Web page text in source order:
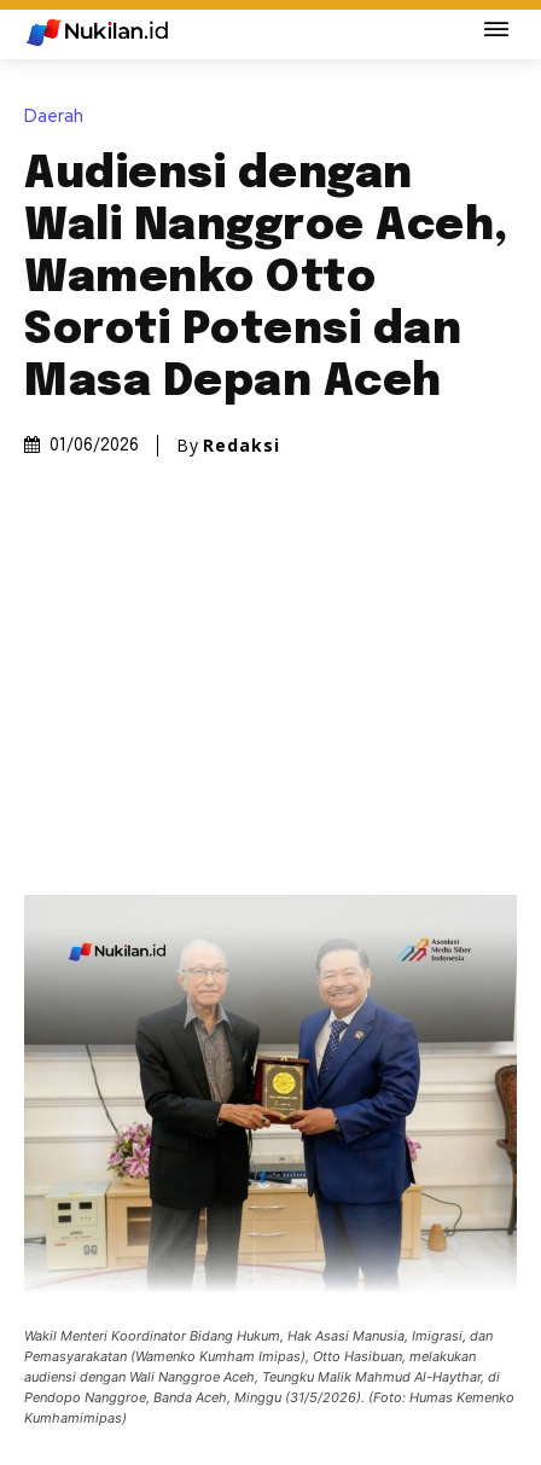
Daerah
Audiensi dengan
Wali Nanggroe Aceh,
Wamenko Otto
Soroti Potensi dan
Masa Depan Aceh
01/06/2026 By Redaksi
Wakil Menteri Koordinator Bidang Hukum, Hak Asasi Manusia, Imigrasi, dan
Pemasyarakatan (Wamenko Kumham Imipas), Otto Hasibuan, melakukan
audiensi dengan Wali Nanggroe Aceh, Teungku Malik Mahmud Al-Haythar, di
Pendopo Nanggroe, Banda Aceh, Minggu (31/5/2026). (Foto: Humas Kemenko
Kumhamimipas)